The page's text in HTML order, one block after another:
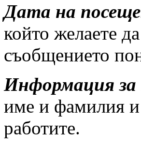
Дата на
който желаете
съобщението
Информация за
име и фамилия и
работите.